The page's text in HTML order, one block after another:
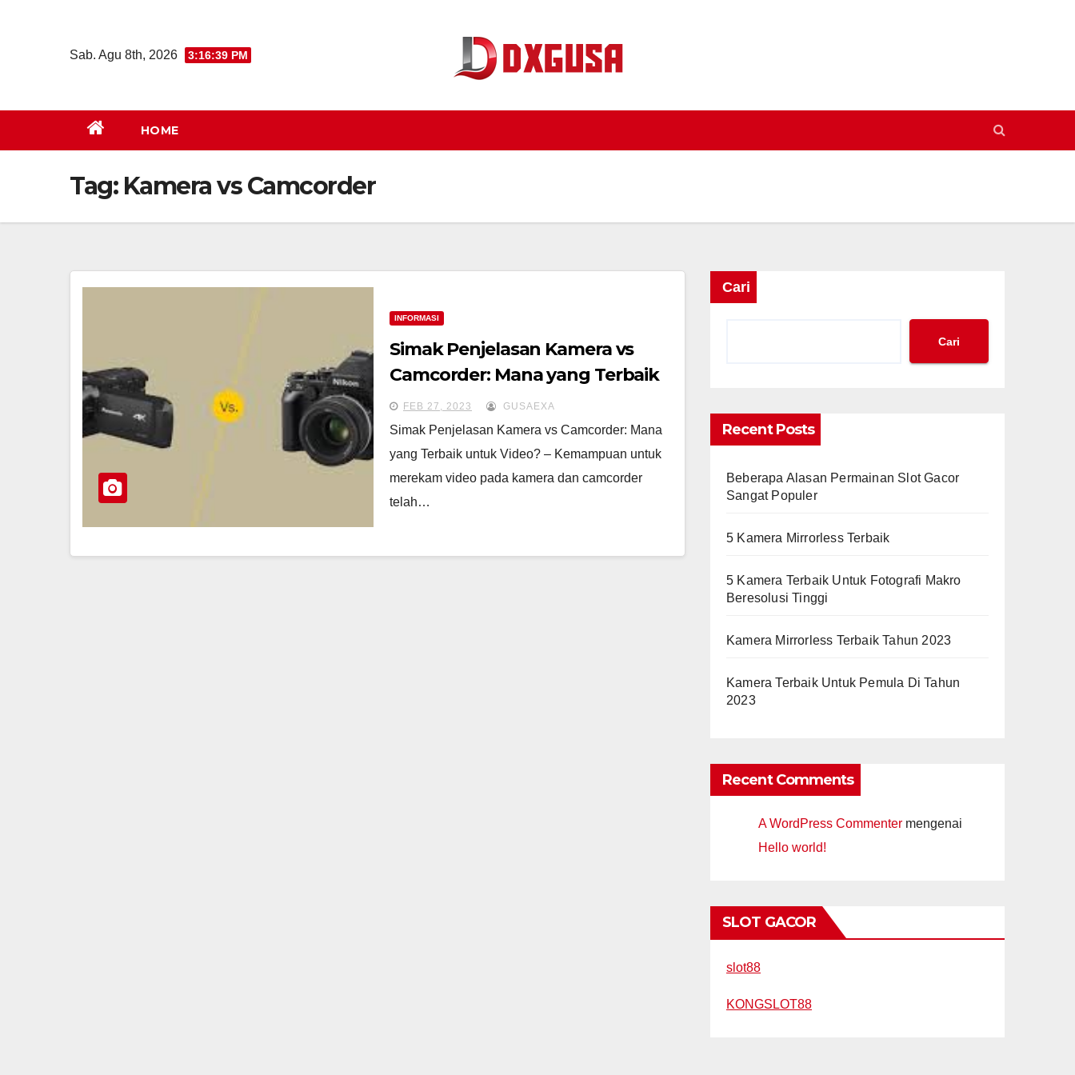
Sab. Agu 8th, 2026 3:16:40 PM
HOME
Tag: Kamera vs Camcorder
INFORMASI
Simak Penjelasan Kamera vs
Camcorder: Mana yang Terbaik
untuk Video?
FEB 27, 2023 GUSAEXA
Simak Penjelasan Kamera vs Camcorder: Mana
yang Terbaik untuk Video? – Kemampuan untuk
merekam video pada kamera dan camcorder
telah…
Cari
Cari
Recent Posts
Beberapa Alasan Permainan Slot Gacor
Sangat Populer
5 Kamera Mirrorless Terbaik
5 Kamera Terbaik Untuk Fotografi Makro
Beresolusi Tinggi
Kamera Mirrorless Terbaik Tahun 2023
Kamera Terbaik Untuk Pemula Di Tahun
2023
Recent Comments
A WordPress Commenter mengenai
Hello world!
SLOT GACOR
slot88
KONGSLOT88